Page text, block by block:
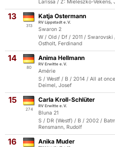
Larissa / Z: Mieleszko-Vekens,
13
313
Katja Ostermann
RV Lippstadt e.V.
Swaron 2
W / Old / Df / 2011 /
Ostholt, Ferdinand
14
80
Anima Hellmann
RV Erwitte e.V.
Amérie
S / Westf / B / 2014 / All at
Deimel, Josef
15
274
Carla Kroll-Schlüter
RV Erwitte e.V.
Bluna 21
S / DR (Westf) / B / 2002 /
Rensmann, Rudolf
16 Anika Muder